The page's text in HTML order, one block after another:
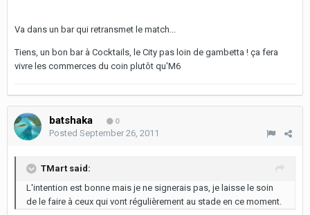
Va dans un bar qui retransmet le match...
Tiens, un bon bar à Cocktails, le City pas loin de gambetta ! ça fera
vivre les commerces du coin plutôt qu'M6
batshaka 0
Posted September 26, 2011
TMart said:
L'intention est bonne mais je ne signerais pas, je laisse le soin
de le faire à ceux qui vont régulièrement au stade en ce moment.